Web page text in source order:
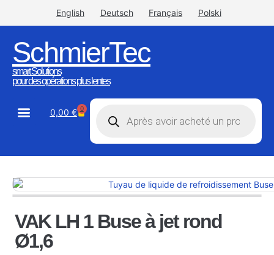
English Deutsch Français Polski
SchmierTec
smart Solutions
pour des opérations plus lentes
0,00 € 0
VAK LH 1 Buse à jet rond
Ø1,6